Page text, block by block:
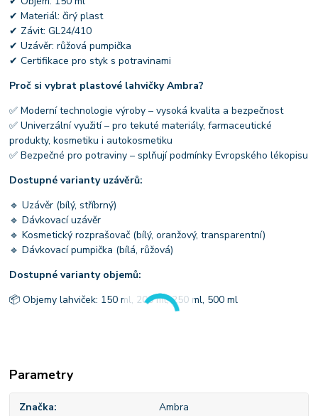
✔ Materiál: čirý plast
✔ Závit: GL24/410
✔ Uzávěr: růžová pumpička
✔ Certifikace pro styk s potravinami
Proč si vybrat plastové lahvičky Ambra?
✅ Moderní technologie výroby – vysoká kvalita a bezpečnost
✅ Univerzální využití – pro tekuté materiály, farmaceutické
produkty, kosmetiku i autokosmetiku
✅ Bezpečné pro potraviny – splňují podmínky Evropského lékopisu
Dostupné varianty uzávěrů:
🔹 Uzávěr (bílý, stříbrný)
🔹 Dávkovací uzávěr
🔹 Kosmetický rozprašovač (bílý, oranžový, transparentní)
🔹 Dávkovací pumpička (bílá, růžová)
Dostupné varianty objemů:
📦 Objemy lahviček: 150 ml, 200 ml, 250 ml, 500 ml
Parametry
Značka Ambra